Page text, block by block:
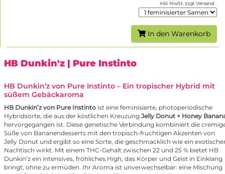
inkl. MwSt. zzgl. Versand
In den Warenkorb
HB Dunkin'z | Pure Instinto
HB Dunkin’z von Pure Instinto – Ein tropischer Hybrid mit
süßem Gebäckaroma
HB Dunkin’z von Pure Instinto ist eine feminisierte, photoperiodische
Hybridsorte, die aus der köstlichen Kreuzung Jelly Donut × Honey
hervorgegangen ist. Diese genetische Verbindung kombiniert die
Süße von Bananendesserts mit den tropisch-fruchtigen Akzenten von
Jelly Donut und ergibt so eine Sorte, die geschmacklich wie ein
Nachtisch wirkt. Mit einem THC-Gehalt zwischen 22 und 25 % bietet HB
Dunkin’z ein intensives, fröhliches High, das Körper und Geist in Einklang
bringt, ohne zu ermüden. Ihr Aroma ist unverwechselbar: eine Mischung